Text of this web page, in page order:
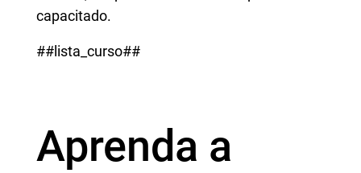
capacitado.
##lista_curso##
Aprenda a